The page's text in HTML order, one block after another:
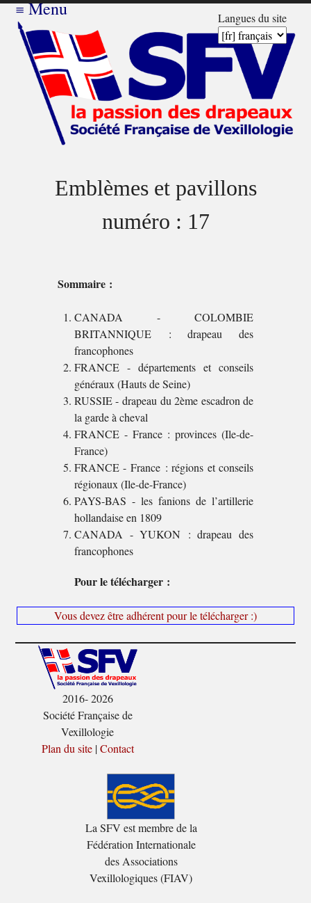
Langues du site
≡Menu
Emblèmes et pavillons
numéro : 17
Sommaire :
CANADA - COLOMBIE
BRITANNIQUE : drapeau des
francophones
FRANCE - départements et conseils
généraux (Hauts de Seine)
RUSSIE - drapeau du 2ème escadron de
la garde à cheval
FRANCE - France : provinces (Ile-de-
France)
FRANCE - France : régions et conseils
régionaux (Ile-de-France)
PAYS-BAS - les fanions de l’artillerie
hollandaise en 1809
CANADA - YUKON : drapeau des
francophones
Pour le télécharger :
Vous devez être adhérent pour le télécharger :)
2016- 2026
Société Française de
Vexillologie
Plan du site|Contact
La SFV est membre de la
Fédération Internationale
des Associations
Vexillologiques (FIAV)